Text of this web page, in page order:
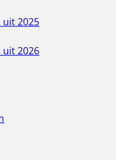
uit 2025
uit 2026